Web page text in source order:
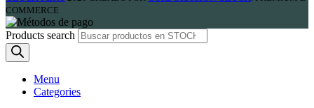
COMMERCE
Products search
Menu
Categories